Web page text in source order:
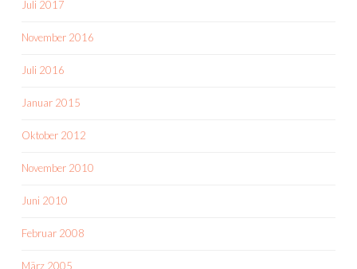
Juli 2017
November 2016
Juli 2016
Januar 2015
Oktober 2012
November 2010
Juni 2010
Februar 2008
März 2005